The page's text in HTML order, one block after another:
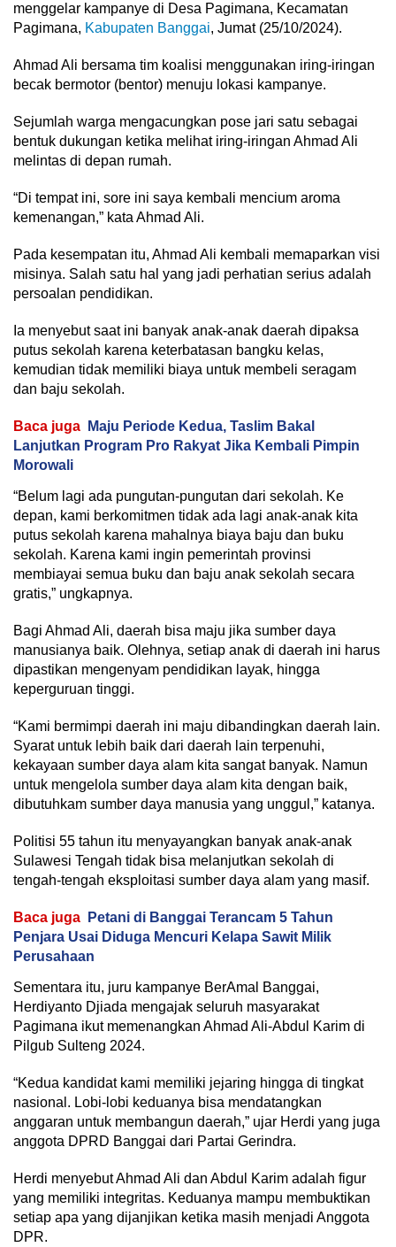
menggelar kampanye di Desa Pagimana, Kecamatan
Pagimana, Kabupaten Banggai, Jumat (25/10/2024).
Ahmad Ali bersama tim koalisi menggunakan iring-iringan
becak bermotor (bentor) menuju lokasi kampanye.
Sejumlah warga mengacungkan pose jari satu sebagai
bentuk dukungan ketika melihat iring-iringan Ahmad Ali
melintas di depan rumah.
“Di tempat ini, sore ini saya kembali mencium aroma
kemenangan,” kata Ahmad Ali.
Pada kesempatan itu, Ahmad Ali kembali memaparkan visi
misinya. Salah satu hal yang jadi perhatian serius adalah
persoalan pendidikan.
Ia menyebut saat ini banyak anak-anak daerah dipaksa
putus sekolah karena keterbatasan bangku kelas,
kemudian tidak memiliki biaya untuk membeli seragam
dan baju sekolah.
Baca juga
Maju Periode Kedua, Taslim Bakal
Lanjutkan Program Pro Rakyat Jika Kembali Pimpin
Morowali
“Belum lagi ada pungutan-pungutan dari sekolah. Ke
depan, kami berkomitmen tidak ada lagi anak-anak kita
putus sekolah karena mahalnya biaya baju dan buku
sekolah. Karena kami ingin pemerintah provinsi
membiayai semua buku dan baju anak sekolah secara
gratis,” ungkapnya.
Bagi Ahmad Ali, daerah bisa maju jika sumber daya
manusianya baik. Olehnya, setiap anak di daerah ini harus
dipastikan mengenyam pendidikan layak, hingga
keperguruan tinggi.
“Kami bermimpi daerah ini maju dibandingkan daerah lain.
Syarat untuk lebih baik dari daerah lain terpenuhi,
kekayaan sumber daya alam kita sangat banyak. Namun
untuk mengelola sumber daya alam kita dengan baik,
dibutuhkam sumber daya manusia yang unggul,” katanya.
Politisi 55 tahun itu menyayangkan banyak anak-anak
Sulawesi Tengah tidak bisa melanjutkan sekolah di
tengah-tengah eksploitasi sumber daya alam yang masif.
Baca juga
Petani di Banggai Terancam 5 Tahun
Penjara Usai Diduga Mencuri Kelapa Sawit Milik
Perusahaan
Sementara itu, juru kampanye BerAmal Banggai,
Herdiyanto Djiada mengajak seluruh masyarakat
Pagimana ikut memenangkan Ahmad Ali-Abdul Karim di
Pilgub Sulteng 2024.
“Kedua kandidat kami memiliki jejaring hingga di tingkat
nasional. Lobi-lobi keduanya bisa mendatangkan
anggaran untuk membangun daerah,” ujar Herdi yang juga
anggota DPRD Banggai dari Partai Gerindra.
Herdi menyebut Ahmad Ali dan Abdul Karim adalah figur
yang memiliki integritas. Keduanya mampu membuktikan
setiap apa yang dijanjikan ketika masih menjadi Anggota
DPR.